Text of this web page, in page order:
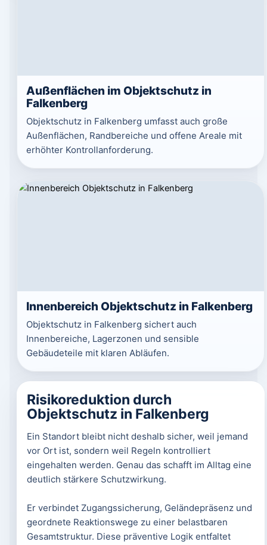
Außenflächen im Objektschutz in
Falkenberg
Objektschutz in Falkenberg umfasst auch große
Außenflächen, Randbereiche und offene Areale mit
erhöhter Kontrollanforderung.
Innenbereich Objektschutz in Falkenberg
Objektschutz in Falkenberg sichert auch
Innenbereiche, Lagerzonen und sensible
Gebäudeteile mit klaren Abläufen.
Risikoreduktion durch
Objektschutz in Falkenberg
Ein Standort bleibt nicht deshalb sicher, weil jemand
vor Ort ist, sondern weil Regeln kontrolliert
eingehalten werden. Genau das schafft im Alltag eine
deutlich stärkere Schutzwirkung.
Er verbindet Zugangssicherung, Geländepräsenz und
geordnete Reaktionswege zu einer belastbaren
Gesamtstruktur. Diese präventive Logik entfaltet